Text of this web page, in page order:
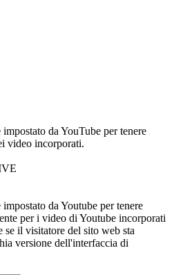
da YouTube per tenere
video incorporati.
da Youtube per tenere
per i video di Youtube incorporati
se il visitatore del sito web sta
versione dell'interfaccia di